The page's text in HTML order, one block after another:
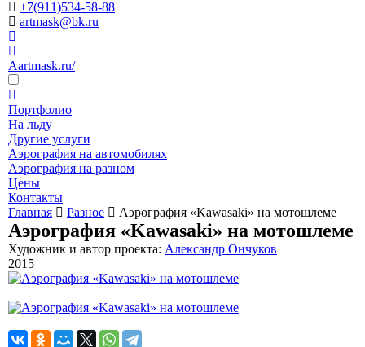
+7(911)534-58-88
artmask@bk.ru
Aartmask.ru/
Портфолио
На льду
Другие услуги
Аэрография на автомобилях
Аэрография на разном
Цены
Контакты
Главная
Разное Аэрография «Kawasaki» на мотошлеме
Аэрография «Kawasaki» на мотошлеме
Художник и автор проекта: Александр Ончуков
2015